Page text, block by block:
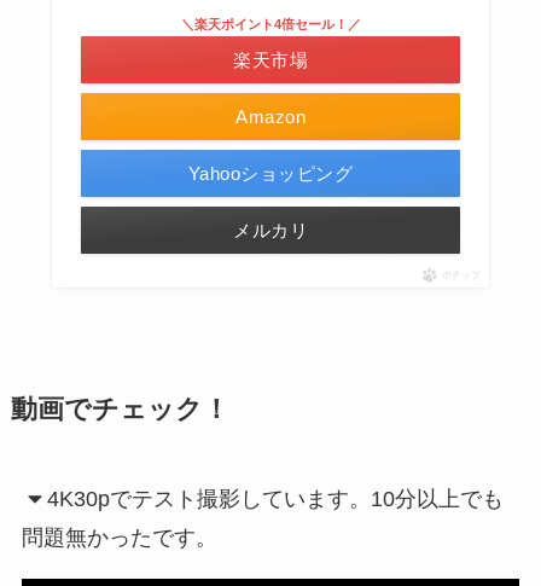
Amazon
＼楽天ポイント4倍セール！／
楽天市場
Yahooショッピング
メルカリ
ポチップ
動画でチェック！
4K30pでテスト撮影しています。10分以上でも
問題無かったです。